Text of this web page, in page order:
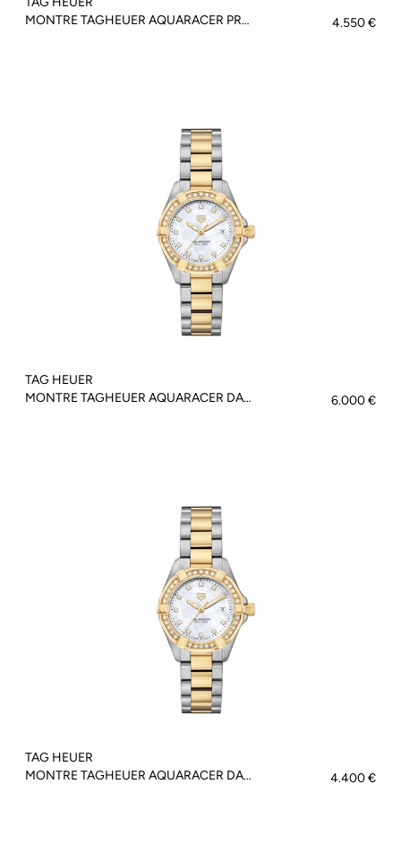
MONTRE TAGHEUER AQUARACER PROFESSIONAL 300 DATE - WBP5110.BA0013
4.550 €
TAG HEUER
MONTRE TAGHEUER AQUARACER DATE - WBD1423.BB0321
6.000 €
TAG HEUER
MONTRE TAGHEUER AQUARACER DATE - WBD1322.BB0320
4.400 €